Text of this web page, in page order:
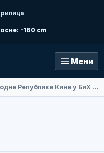
-160 cm
menu Мени
Амбасадорка Народне Републике Кине у БиХ Ли Фан посјетила Добој